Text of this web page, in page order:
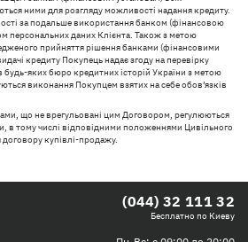
ними для розгляду можливості надання кредиту.
за подальше використання банком (фінансовою
персональних даних Клієнта. Також з метою
прийняття рішення банками (фінансовими
кредиту Покупець надає згоду на перевірку
будь-яких бюро кредитних історій України з метою
виконання Покупцем взятих на себе обов’язків
що не врегульовані цим Договором, регулюються
в тому числі відповідними положеннями Цивільного
купівлі-продажу.
(044) 32 111 32
Бесплатно по Киеву